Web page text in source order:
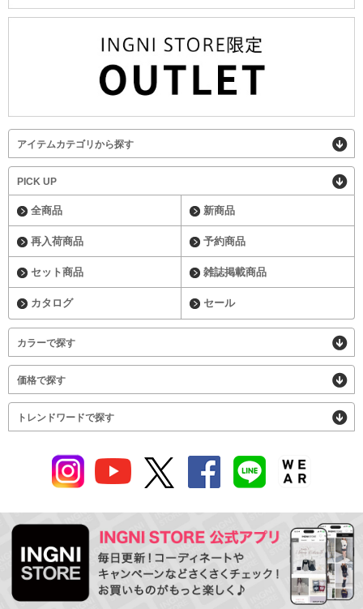
アイテムカテゴリから探す
PICK UP
全商品 新商品
再入荷商品 予約商品
セット商品 雑誌掲載商品
カタログ セール
カラーで探す
価格で探す
トレンドワードで探す